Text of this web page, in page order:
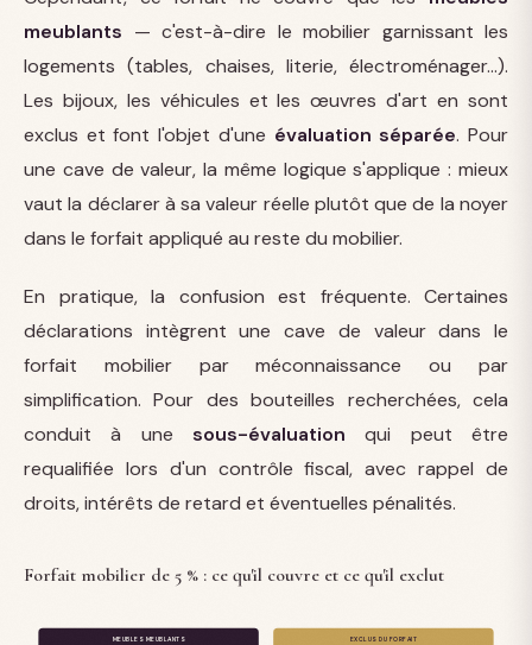
meublants — c'est-à-dire le mobilier garnissant les
logements (tables, chaises, literie, électroménager…).
Les bijoux, les véhicules et les œuvres d'art en sont
exclus et font l'objet d'une évaluation séparée. Pour
une cave de valeur, la même logique s'applique : mieux
vaut la déclarer à sa valeur réelle plutôt que de la noyer
dans le forfait appliqué au reste du mobilier.
En pratique, la confusion est fréquente. Certaines
déclarations intègrent une cave de valeur dans le
forfait mobilier par méconnaissance ou par
simplification. Pour des bouteilles recherchées, cela
conduit à une sous-évaluation qui peut être
requalifiée lors d'un contrôle fiscal, avec rappel de
droits, intérêts de retard et éventuelles pénalités.
Forfait mobilier de 5 % : ce qu'il couvre et ce qu'il exclut
MEUBLES MEUBLANTS EXCLUS DU FORFAIT